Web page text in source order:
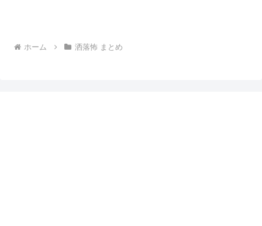
ホーム 洒落怖 まとめ